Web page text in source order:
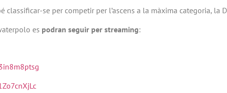
se per competir per l’ascens a la màxima categoria, la
es podran seguir per streaming: